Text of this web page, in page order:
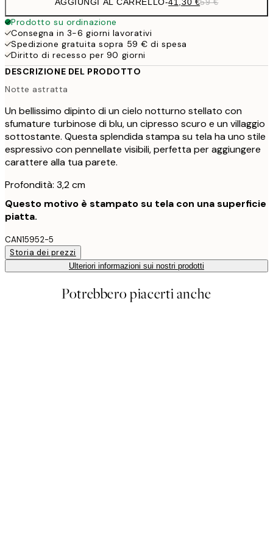
Prodotto su ordinazione
Consegna in 3-6 giorni lavorativi
Spedizione gratuita sopra 59 € di spesa
Diritto di recesso per 90 giorni
DESCRIZIONE DEL PRODOTTO
Notte astratta
Un bellissimo dipinto di un cielo notturno stellato con
sfumature turbinose di blu, un cipresso scuro e un villaggio
sottostante. Questa splendida stampa su tela ha uno stile
espressivo con pennellate visibili, perfetta per aggiungere
carattere alla tua parete.
Profondità: 3,2 cm
Questo motivo è stampato su tela con una superficie
piatta.
CAN15952-5
Storia dei prezzi
Ulteriori informazioni sui nostri prodotti
Potrebbero piacerti anche